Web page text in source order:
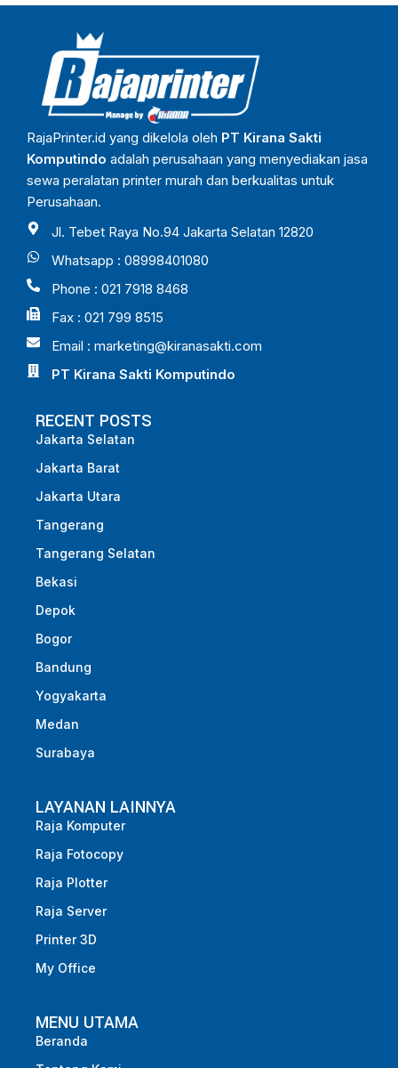
RajaPrinter.id yang dikelola oleh PT Kirana Sakti
Komputindo adalah perusahaan yang menyediakan jasa
sewa peralatan printer murah dan berkualitas untuk
Perusahaan.
Jl. Tebet Raya No.94 Jakarta Selatan 12820
Whatsapp : 08998401080
Phone : 021 7918 8468
Fax : 021 799 8515
Email : marketing@kiranasakti.com
PT Kirana Sakti Komputindo
RECENT POSTS
Jakarta Selatan
Jakarta Barat
Jakarta Utara
Tangerang
Tangerang Selatan
Bekasi
Depok
Bogor
Bandung
Yogyakarta
Medan
Surabaya
LAYANAN LAINNYA
Raja Komputer
Raja Fotocopy
Raja Plotter
Raja Server
Printer 3D
My Office
MENU UTAMA
Beranda